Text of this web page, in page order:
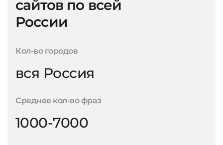
сайтов по всей
России
Кол-во городов
вся Россия
Среднее кол-во фраз
1000-7000